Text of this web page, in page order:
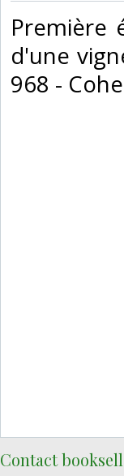
‎Première
d'une
968 -
Contact